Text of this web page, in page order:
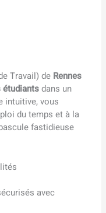
Travail) de Rennes
étudiantsdans un
intuitive, vous
du temps et à la
fastidieuse
avec